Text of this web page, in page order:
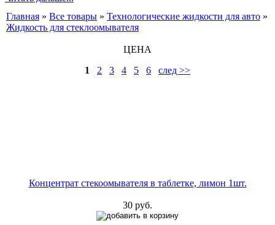
Главная » Все товары » Технологические жидкости для авто »
Жидкость для стеклоомывателя
ЦЕНА
1
2 3 4 5 6 след >>
Концентрат стекоомывателя в таблетке, лимон 1шт.
30 руб.